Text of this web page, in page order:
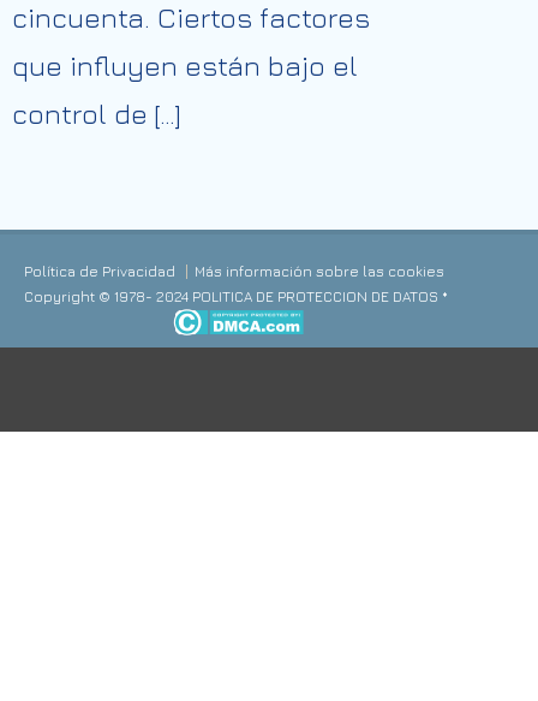
cincuenta. Ciertos factores
que influyen están bajo el
control de […]
Política de Privacidad
Más información sobre las cookies
Copyright © 1978- 2024 POLITICA DE PROTECCION DE DATOS *